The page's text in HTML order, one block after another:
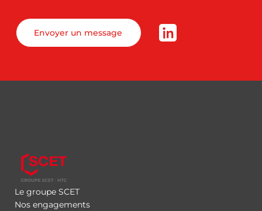
Envoyer un message
Le groupe SCET
Nos engagements